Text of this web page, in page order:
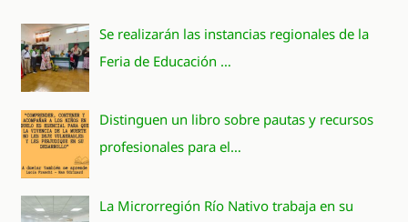
Se realizarán las instancias regionales de la
Feria de Educación …
Distinguen un libro sobre pautas y recursos
profesionales para el…
La Microrregión Río Nativo trabaja en su